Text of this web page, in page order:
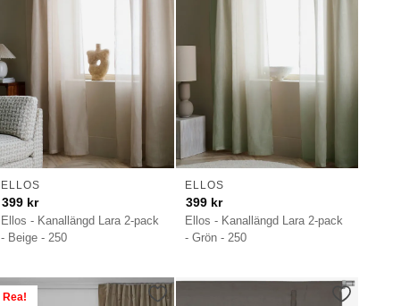
Ellos - Kanallängd Lara 2-pack
- Beige - 250
ELLOS
399 kr
Ellos - Kanallängd Lara 2-pack
- Grön - 250
ELLOS
399 kr
Rea!